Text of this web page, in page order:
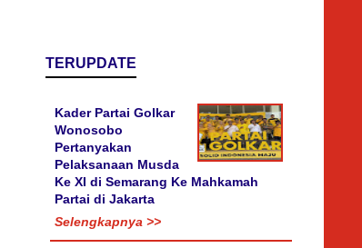
TERUPDATE
Kader Partai Golkar
Wonosobo
Pertanyakan
Pelaksanaan Musda
Ke XI di Semarang Ke Mahkamah
Partai di Jakarta
Selengkapnya >>